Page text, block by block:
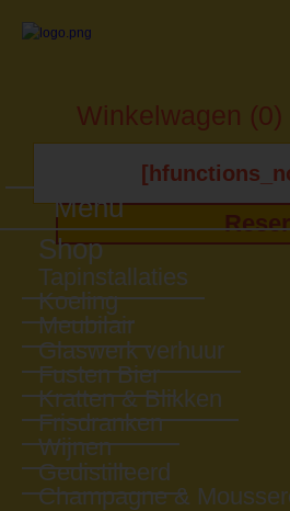
Winkelwagen (0)
Menu
Shop
Tapinstallaties
Koeling
Meubilair
Glaswerk verhuur
Fusten Bier
Kratten & Blikken
Frisdranken
Wijnen
Gedistilleerd
Champagne &